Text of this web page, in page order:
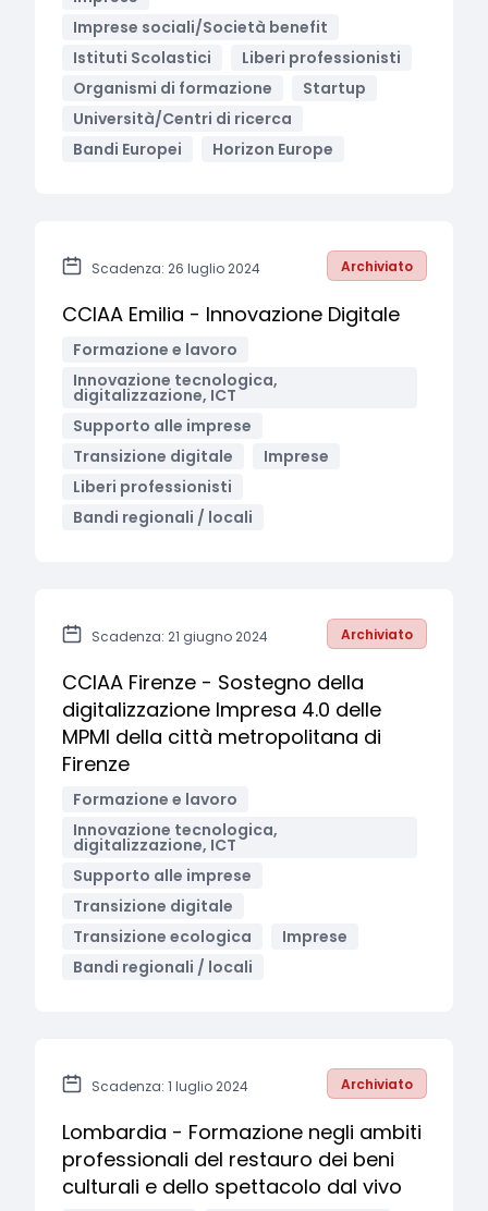
Imprese sociali/Società benefit
Istituti Scolastici
Liberi professionisti
Organismi di formazione
Startup
Università/Centri di ricerca
Bandi Europei
Horizon Europe
Scadenza: 26 luglio 2024 Archiviato
CCIAA Emilia - Innovazione Digitale
Formazione e lavoro
Innovazione tecnologica,
digitalizzazione, ICT
Supporto alle imprese
Transizione digitale
Imprese
Liberi professionisti
Bandi regionali / locali
Scadenza: 21 giugno 2024 Archiviato
CCIAA Firenze - Sostegno della
digitalizzazione Impresa 4.0 delle
MPMI della città metropolitana di
Firenze
Formazione e lavoro
Innovazione tecnologica,
digitalizzazione, ICT
Supporto alle imprese
Transizione digitale
Transizione ecologica
Imprese
Bandi regionali / locali
Scadenza: 1 luglio 2024 Archiviato
Lombardia - Formazione negli ambiti
professionali del restauro dei beni
culturali e dello spettacolo dal vivo